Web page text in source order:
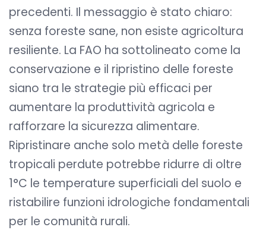
precedenti. Il messaggio è stato chiaro:
senza foreste sane, non esiste agricoltura
resiliente. La FAO ha sottolineato come la
conservazione e il ripristino delle foreste
siano tra le strategie più efficaci per
aumentare la produttività agricola e
rafforzare la sicurezza alimentare.
Ripristinare anche solo metà delle foreste
tropicali perdute potrebbe ridurre di oltre
1°C le temperature superficiali del suolo e
ristabilire funzioni idrologiche fondamentali
per le comunità rurali.